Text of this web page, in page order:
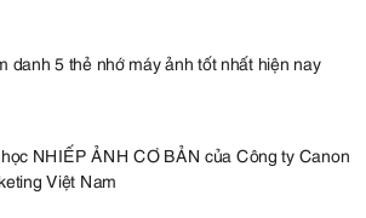
danh 5 thẻ nhớ máy ảnh tốt nhất hiện nay
NHIẾP ẢNH CƠ BẢN của Công ty Canon
Việt Nam